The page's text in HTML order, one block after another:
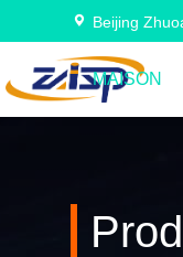
Beijing
MAISON